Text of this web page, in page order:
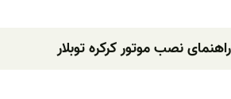
راهنمای نصب موتور کرکره توبلار